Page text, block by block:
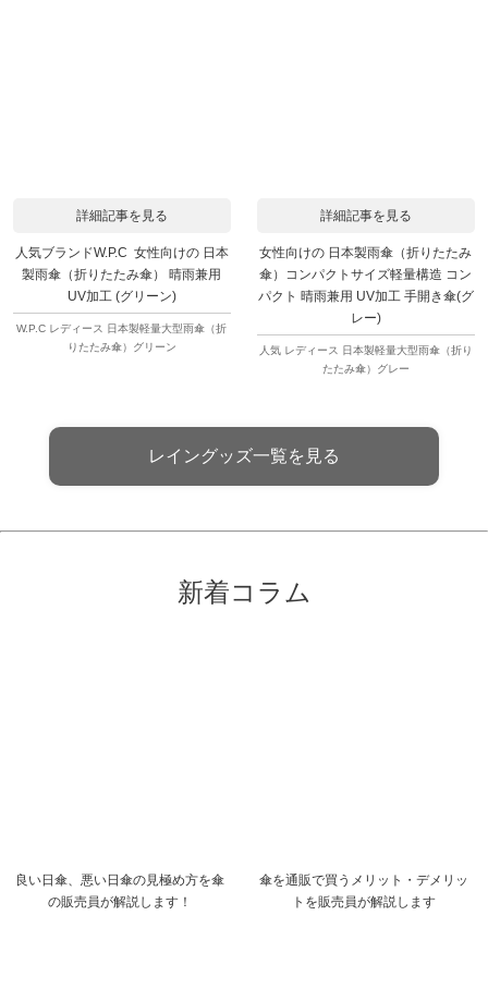
詳細記事を見る
人気ブランドW.P.C 女性向けの 日本
製雨傘（折りたたみ傘） 晴雨兼用
UV加工 (グリーン)
W.P.C レディース 日本製軽量大型雨傘（折
りたたみ傘）グリーン
詳細記事を見る
女性向けの 日本製雨傘（折りたたみ
傘）コンパクトサイズ軽量構造 コン
パクト 晴雨兼用 UV加工 手開き傘(グ
レー)
人気 レディース 日本製軽量大型雨傘（折り
たたみ傘）グレー
レイングッズ一覧を見る
新着コラム
良い日傘、悪い日傘の見極め方を傘
の販売員が解説します！
傘を通販で買うメリット・デメリッ
トを販売員が解説します